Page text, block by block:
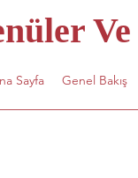
Sayfa Genel Bakış